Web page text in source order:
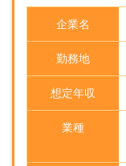
企業名
勤務地
想定年収
業種